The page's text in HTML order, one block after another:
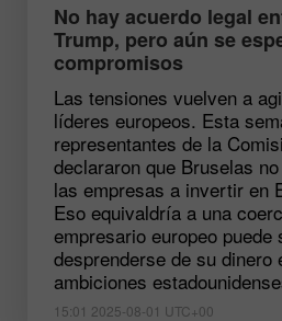
​No hay acuerdo legal
Trump, pero aún se
compromisos
Las tensiones vuelven a
líderes europeos. Esta
representantes de la
declararon que Bruselas
las empresas a invertir en
Eso equivaldría a una
empresario europeo puede
desprenderse de su dinero
ambiciones
15:01 2025-08-01 UTC+00